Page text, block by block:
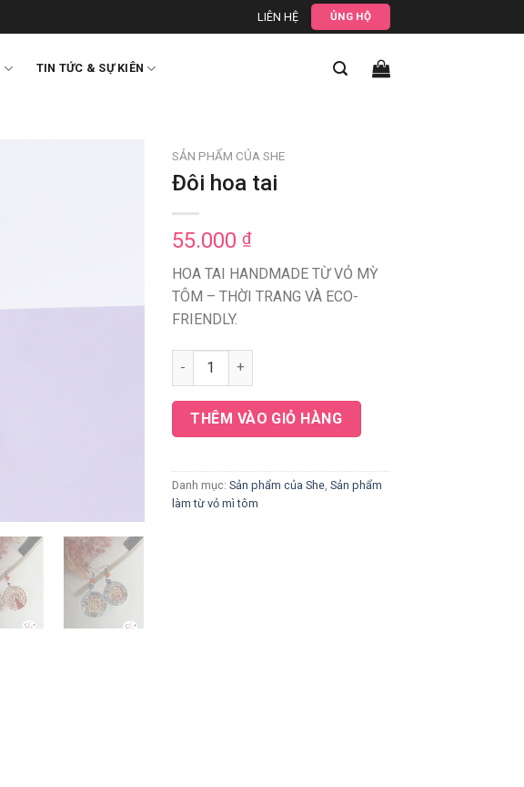
LIÊN HỆ ỦNG HỘ
TIN TỨC & SỰ KIÊN
SẢN PHẨM CỦA SHE
Đôi hoa tai
55.000 ₫
HOA TAI HANDMADE TỪ VỎ MỲ
TÔM – THỜI TRANG VÀ ECO-
FRIENDLY.
Đôi hoa tai số lượng
THÊM VÀO GIỎ HÀNG
Danh mục: Sản phẩm của She, Sản phẩm
làm từ vỏ mì tôm